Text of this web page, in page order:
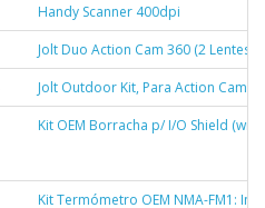
Handy Scanner 400dpi
Jolt Duo Action Cam 360 (2 Lentes
Jolt Outdoor Kit, Para Action
Kit OEM Borracha p/ I/O Shield
Kit Termómetro OEM NMA-FM1: